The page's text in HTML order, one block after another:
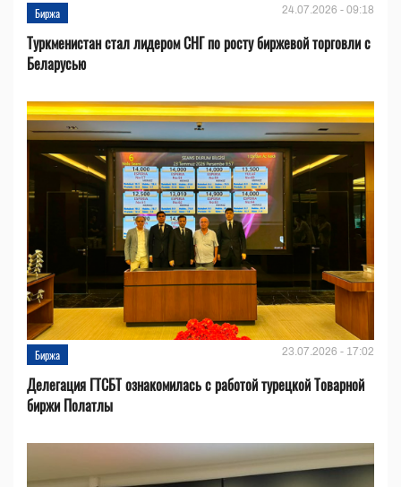
Биржа 24.07.2026 - 09:18
Туркменистан стал лидером СНГ по росту биржевой торговли с
Беларусью
Биржа 23.07.2026 - 17:02
Делегация ГТСБТ ознакомилась с работой турецкой Товарной
биржи Полатлы